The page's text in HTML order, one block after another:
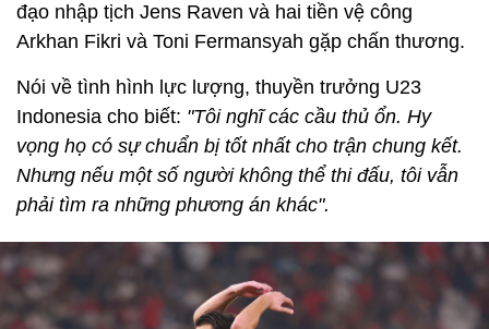
đạo nhập tịch Jens Raven và hai tiền vệ công
Arkhan Fikri và Toni Fermansyah gặp chấn thương.
Nói về tình hình lực lượng, thuyền trưởng U23
Indonesia cho biết: "Tôi nghĩ các cầu thủ ổn. Hy
vọng họ có sự chuẩn bị tốt nhất cho trận chung kết.
Nhưng nếu một số người không thể thi đấu, tôi vẫn
phải tìm ra những phương án khác".